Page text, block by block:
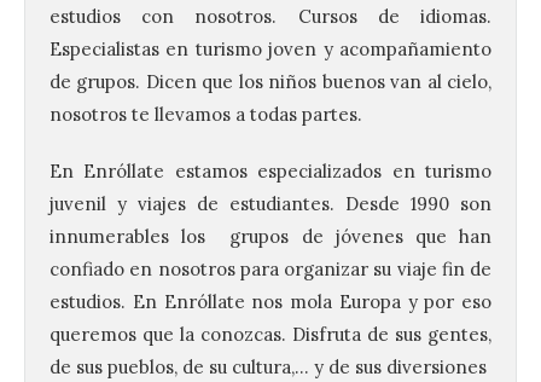
estudios con nosotros. Cursos de idiomas.
Especialistas en turismo joven y acompañamiento
de grupos. Dicen que los niños buenos van al cielo,
nosotros te llevamos a todas partes.
En Enróllate estamos especializados en turismo
juvenil y viajes de estudiantes. Desde 1990 son
innumerables los grupos de jóvenes que han
confiado en nosotros para organizar su viaje fin de
estudios. En Enróllate nos mola Europa y por eso
queremos que la conozcas. Disfruta de sus gentes,
de sus pueblos, de su cultura,… y de sus diversiones